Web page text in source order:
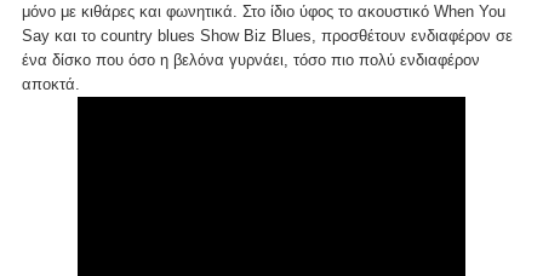
μόνο με κιθάρες και φωνητικά. Στο ίδιο ύφος το ακουστικό When You
Say και το country blues Show Biz Blues, προσθέτουν ενδιαφέρον σε
ένα δίσκο που όσο η βελόνα γυρνάει, τόσο πιο πολύ ενδιαφέρον
αποκτά.